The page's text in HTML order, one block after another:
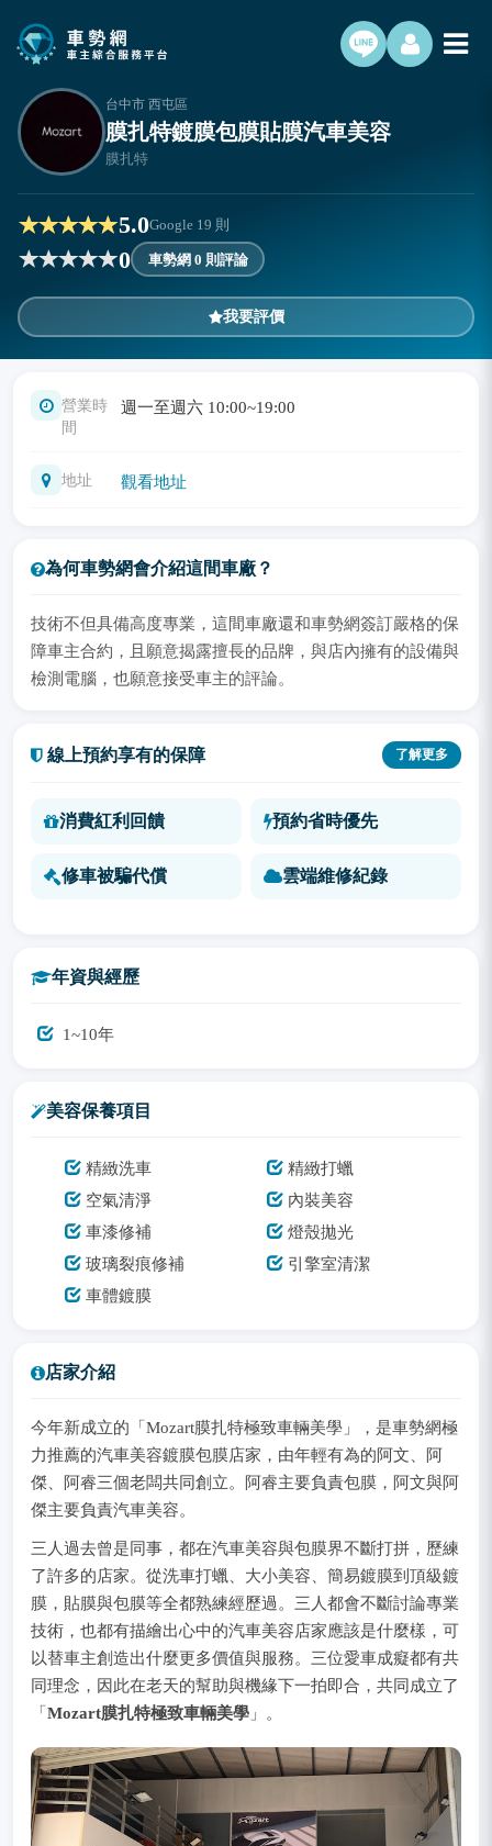
台中市 西屯區
膜扎特鍍膜包膜貼膜汽車美容
膜扎特
5.0Google 19 則
0 車勢網 0 則評論
我要評價
營業時
間
週一至週六 10:00~19:00
地址 觀看地址
為何車勢網會介紹這間車廠？
技術不但具備高度專業，這間車廠還和車勢網簽訂嚴格的保
障車主合約，且願意揭露擅長的品牌，與店內擁有的設備與
檢測電腦，也願意接受車主的評論。
線上預約享有的保障 了解更多
消費紅利回饋 預約省時優先
修車被騙代償 雲端維修紀錄
年資與經歷
1~10年
美容保養項目
精緻洗車
精緻打蠟
空氣清淨
內裝美容
車漆修補
燈殼拋光
玻璃裂痕修補
引擎室清潔
車體鍍膜
店家介紹
今年新成立的「Mozart膜扎特極致車輛美學」，是車勢網極
力推薦的汽車美容鍍膜包膜店家，由年輕有為的阿文、阿
傑、阿睿三個老闆共同創立。阿睿主要負責包膜，阿文與阿
傑主要負責汽車美容。
三人過去曾是同事，都在汽車美容與包膜界不斷打拼，歷練
了許多的店家。從洗車打蠟、大小美容、簡易鍍膜到頂級鍍
膜，貼膜與包膜等全都熟練經歷過。三人都會不斷討論專業
技術，也都有描繪出心中的汽車美容店家應該是什麼樣，可
以替車主創造出什麼更多價值與服務。三位愛車成癡都有共
同理念，因此在老天的幫助與機緣下一拍即合，共同成立了
「 Mozart膜扎特極致車輛美學 」。